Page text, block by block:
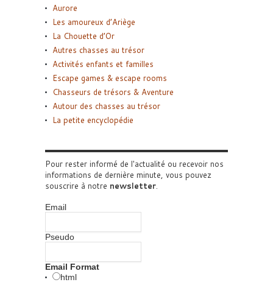
Aurore
Les amoureux d’Ariège
La Chouette d’Or
Autres chasses au trésor
Activités enfants et familles
Escape games & escape rooms
Chasseurs de trésors & Aventure
Autour des chasses au trésor
La petite encyclopédie
Pour rester informé de l'actualité ou recevoir nos
informations de dernière minute, vous pouvez
souscrire à notre newsletter.
Email
Pseudo
Email Format
html